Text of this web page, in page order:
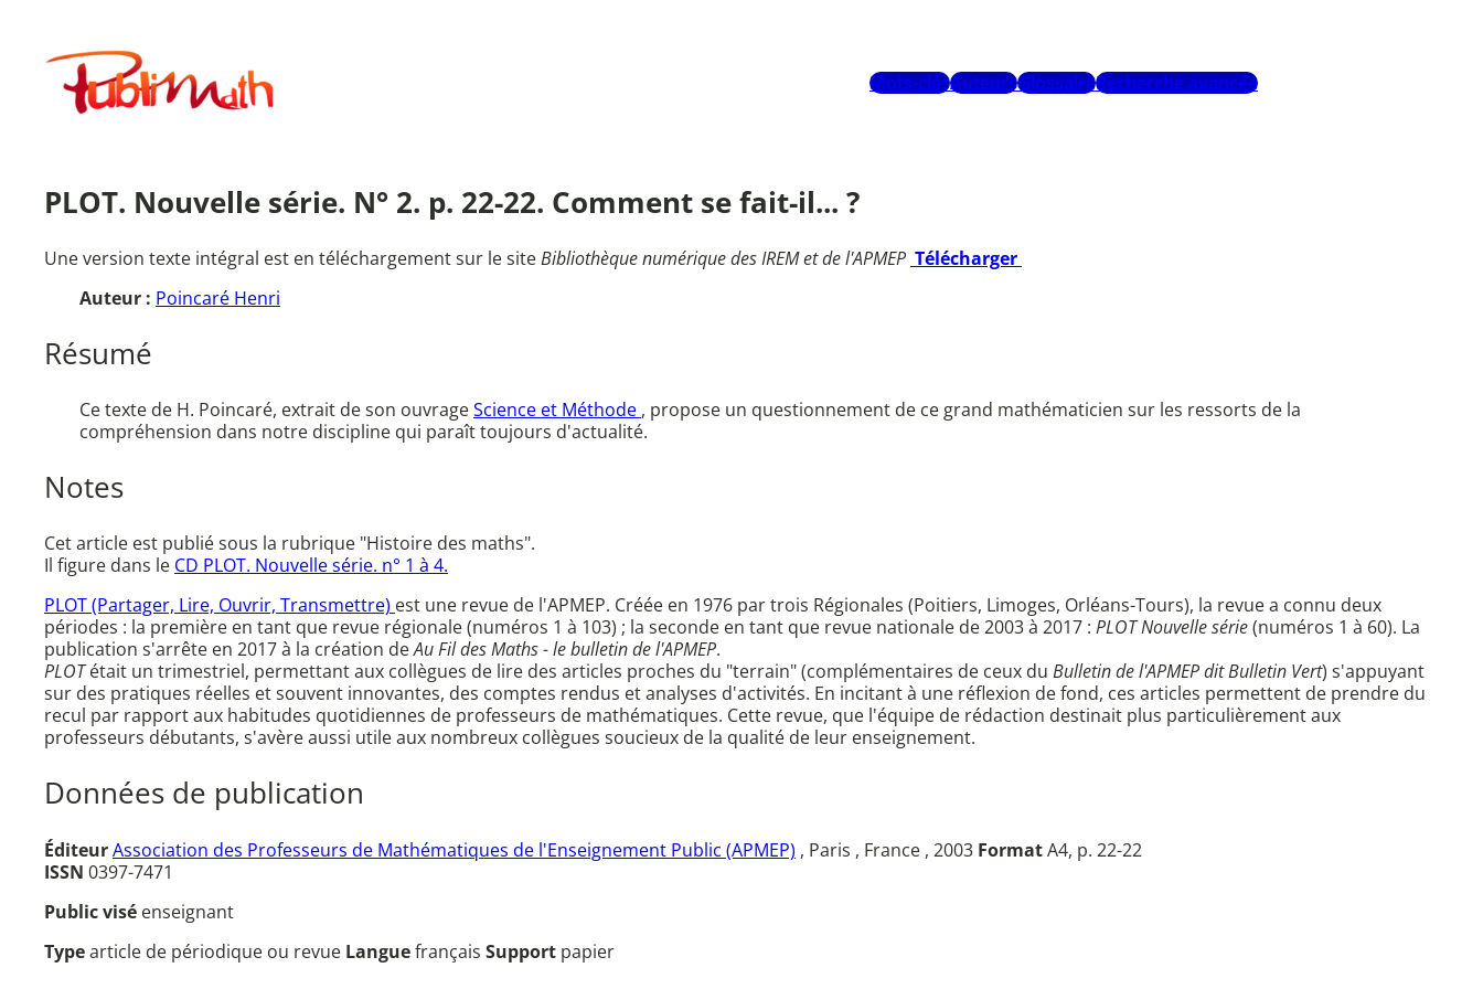
contenuPublimath
Mots-clésAuteursGlossaireRecherche avancée
PLOT. Nouvelle série. N° 2. p. 22-22. Comment se fait-il... ?
Une version texte intégral est en téléchargement sur le siteBibliothèque numérique des IREM et de l'APMEP Télécharger
Auteur : Poincaré Henri
Résumé
Ce texte de H. Poincaré, extrait de son ouvrageScience et Méthode , propose un questionnement de ce grand mathématicien sur les ressorts de la
compréhension dans notre discipline qui paraît toujours d'actualité.
Notes
Cet article est publié sous la rubrique "Histoire des maths".
Il figure dans le CD PLOT. Nouvelle série. n° 1 à 4.
PLOT (Partager, Lire, Ouvrir, Transmettre) est une revue de l'APMEP. Créée en 1976 par trois Régionales (Poitiers, Limoges, Orléans-Tours), la revue a connu deux
périodes : la première en tant que revue régionale (numéros 1 à 103) ; la seconde en tant que revue nationale de 2003 à 2017 : PLOT Nouvelle série(numéros 1 à 60). La
publication s'arrête en 2017 à la création deAu Fil des Maths - le bulletin de l'APMEP.
PLOTétait un trimestriel, permettant aux collègues de lire des articles proches du "terrain" (complémentaires de ceux du Bulletin de l'APMEP dit Bulletin Vert) s'appuyant
sur des pratiques réelles et souvent innovantes, des comptes rendus et analyses d'activités. En incitant à une réflexion de fond, ces articles permettent de prendre du
recul par rapport aux habitudes quotidiennes de professeurs de mathématiques. Cette revue, que l'équipe de rédaction destinait plus particulièrement aux
professeurs débutants, s'avère aussi utile aux nombreux collègues soucieux de la qualité de leur enseignement.
Données de publication
ÉditeurAssociation des Professeurs de Mathématiques de l'Enseignement Public (APMEP) , Paris , France , 2003 FormatA4, p. 22-22
ISSN 0397-7471
Public visé enseignant
Typearticle de périodique ou revue Languefrançais Support papier